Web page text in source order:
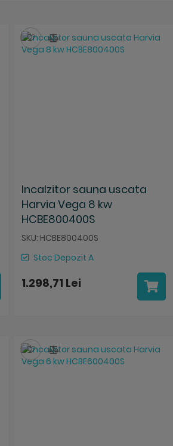
Incalzitor sauna uscata
Harvia Vega 8 kw
HCBE800400S
SKU: HCBE800400S
Stoc Depozit A
1.298,71 Lei
SalveazaCompara
SalveazaCompara